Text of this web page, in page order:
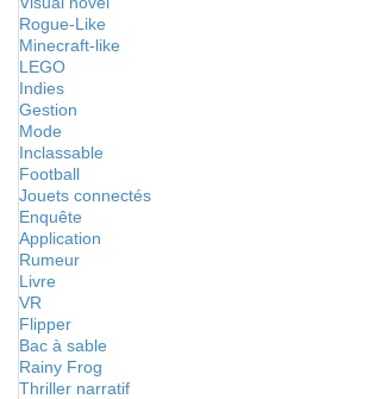
Rogue-Like
Minecraft-like
LEGO
Indies
Gestion
Mode
Inclassable
Football
Jouets connectés
Enquête
Application
Rumeur
Livre
VR
Flipper
Bac à sable
Rainy Frog
Thriller narratif